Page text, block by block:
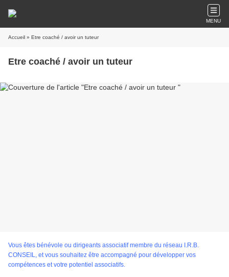
MENU
Accueil » Etre coaché / avoir un tuteur
Etre coaché / avoir un tuteur
Vous êtes bénévole ou dirigeants associatif membre du réseau I.R.B.
CONSEIL, et vous souhaitez être accompagné pour développer vos
compétences et votre potentiel associatifs.